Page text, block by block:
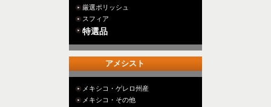
厳選ポリッシュ
スフィア
特選品
アメシスト
メキシコ・ゲレロ州産
メキシコ・その他